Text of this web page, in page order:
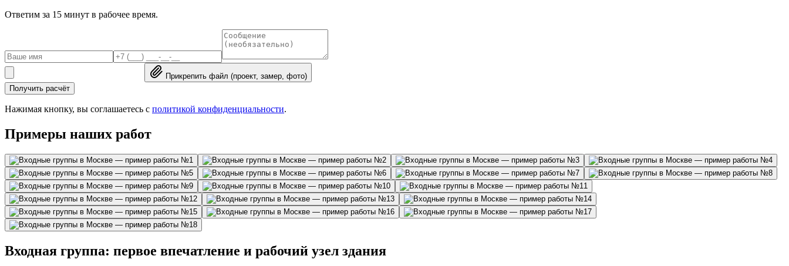
Ответим за 15 минут в рабочее время.
Прикрепить файл (проект, замер, фото)
Получить расчёт
Нажимая кнопку, вы соглашаетесь с политикой конфиденциальности.
Примеры наших работ
Входная группа: первое впечатление и рабочий узел здания